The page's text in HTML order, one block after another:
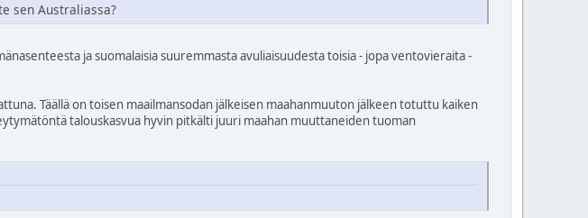
sen Australiassa?
ja suomalaisia suuremmasta avuliaisuudesta toisia - jopa ventovieraita -
Täällä on toisen maailmansodan jälkeisen maahanmuuton jälkeen totuttu kaiken
talouskasvua hyvin pitkälti juuri maahan muuttaneiden tuoman